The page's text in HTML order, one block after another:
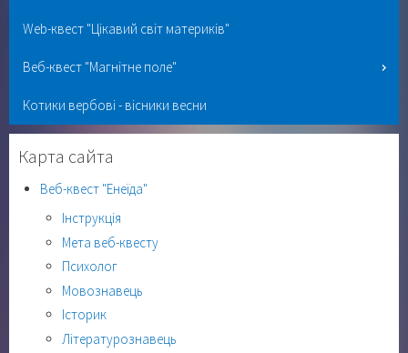
Web-квест "Цікавий світ материків"
Веб-квест "Магнітне поле"
Котики вербові - вісники весни
Карта сайта
Веб-квест "Енеїда"
Інструкція
Мета веб-квесту
Психолог
Мовознавець
Історик
Літературознавець